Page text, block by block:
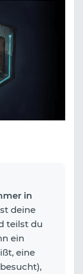
in
deine
teilst du
ein
eine